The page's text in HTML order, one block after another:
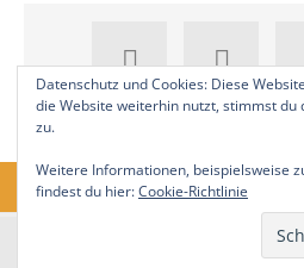
18. Jahrgang. © 2008-2026 Nitramica
Datenschutz und Cookies: Diese
die Website weiterhin nutzt, stimmst du
zu.
Weitere Informationen, beispielsweise
findest du hier:Cookie-Richtlinie